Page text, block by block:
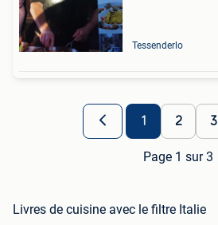
Tessenderlo
1 2 3
Page 1 sur 3
Livres de cuisine avec le filtre Italie